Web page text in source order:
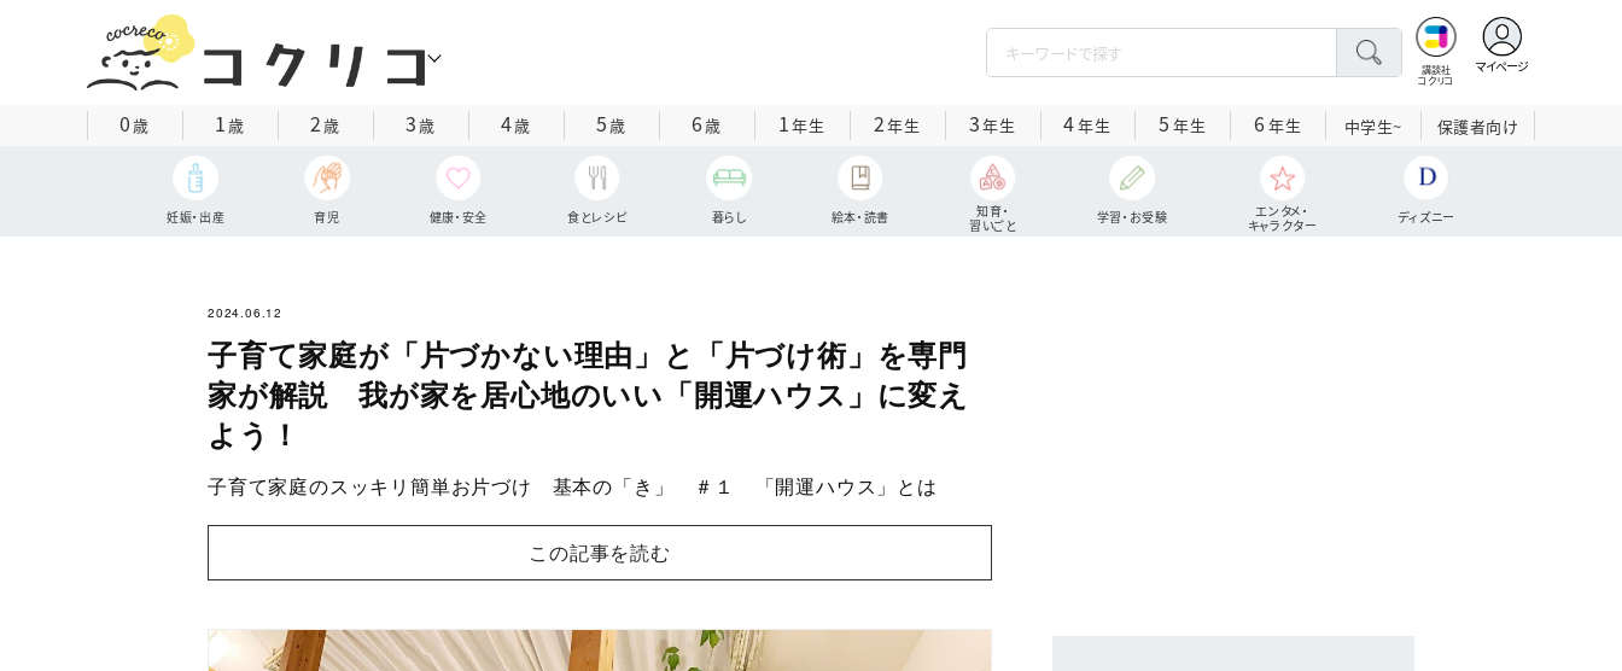
講談社
コクリコ
マイページ
0歳 1歳 2歳 3歳 4歳 5歳 6歳 1年生 2年生 3年生 4年生 5 年生 6 年生 中学生~ 保護者向け
妊娠・出産 育児 健康・安全 食とレシピ 暮らし 絵本・読書
知育・
習いごと
学習・お受験
エンタメ・
キャラクター
ディズニー
2024.06.12
子育て家庭が「片づかない理由」と「片づけ術」を専門
家が解説 我が家を居心地のいい「開運ハウス」に変え
よう！
子育て家庭のスッキリ簡単お片づけ 基本の「き」 ＃１ 「開運ハウス」とは
この記事を読む